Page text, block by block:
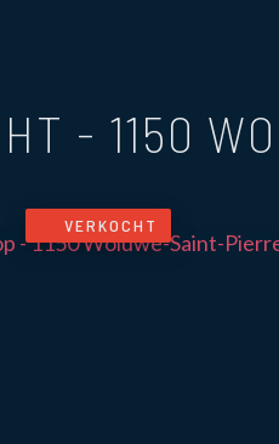
- 1150
VERKOCHT